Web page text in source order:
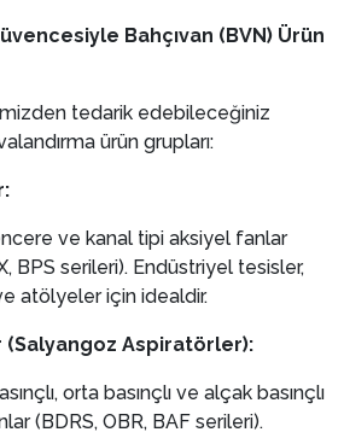
Bahçıvan (BVN) Ürün
tedarik edebileceğiniz
ürün grupları:
ve kanal tipi aksiyel fanlar
BPS serileri). Endüstriyel tesisler,
atölyeler için idealdir.
(Salyangoz Aspiratörler):
orta basınçlı ve alçak basınçlı
(BDRS, OBR, BAF serileri).